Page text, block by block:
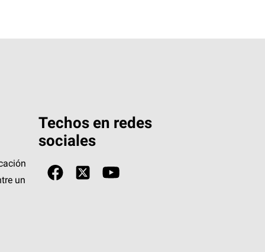
un
Techos en redes
sociales